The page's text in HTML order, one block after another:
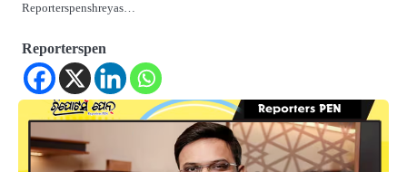
Reporterspenshreyas…
Reporterspen